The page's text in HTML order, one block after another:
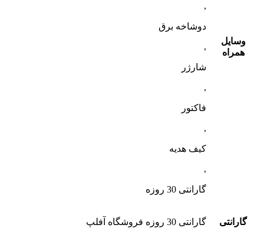
وسایل
همراه
,
دوشاخه برق
,
شارژر
,
فاکتور
,
کیف هدیه
,
گارانتی 30 روزه
گارانتی گارانتی 30 روزه فروشگاه آفلپ